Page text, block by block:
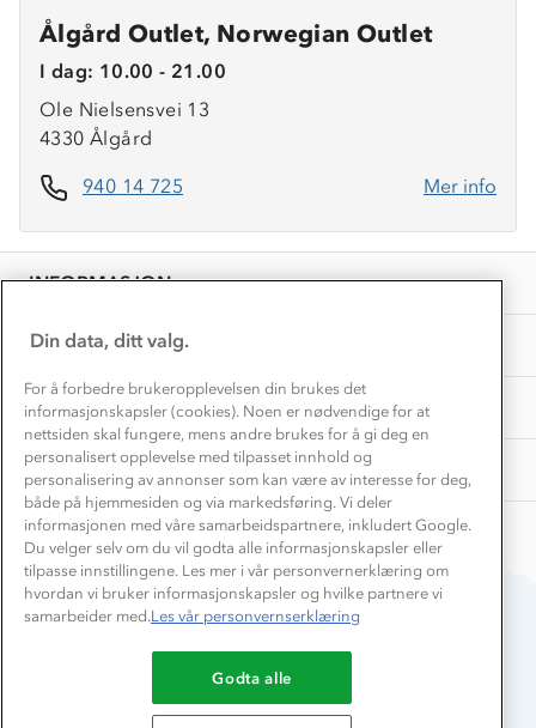
Ålgård Outlet, Norwegian Outlet
I dag: 10.00 - 21.00
Ole Nielsensvei 13
4330 Ålgård
940 14 725 Mer info
INFORMASJON
Kontakt oss
Konkurransevinnere
Kundeklubb
Presse
OM OSS
Dyreetikk
1% til samfunnet
Inkludering
Materialer
Personvern
Samarbeide med oss?
TIPS OG RÅD
Dette trenger du til barnehagen
Gravidklær
Hvordan velge riktig turtøy?
Vask og vedlikehold
Store størrelser
Turmat oppskrifter
Beredskap
AKTIVITETER
Få turinspirasjon og tips her⛰
Overnatte utendørs⛺
Leirskole 🥾
Barnehageansatt
Tips til hyttetur
Du betaler enkelt med
Din data, ditt valg.
For å forbedre brukeropplevelsen din brukes det
informasjonskapsler (cookies). Noen er nødvendige for at
nettsiden skal fungere, mens andre brukes for å gi deg en
personalisert opplevelse med tilpasset innhold og
personalisering av annonser som kan være av interesse for deg,
både på hjemmesiden og via markedsføring. Vi deler
informasjonen med våre samarbeidspartnere, inkludert Google.
Du velger selv om du vil godta alle informasjonskapsler eller
tilpasse innstillingene. Les mer i vår personvernerklæring om
hvordan vi bruker informasjonskapsler og hvilke partnere vi
samarbeider med.Les vår personvernserklæring
Godta alle